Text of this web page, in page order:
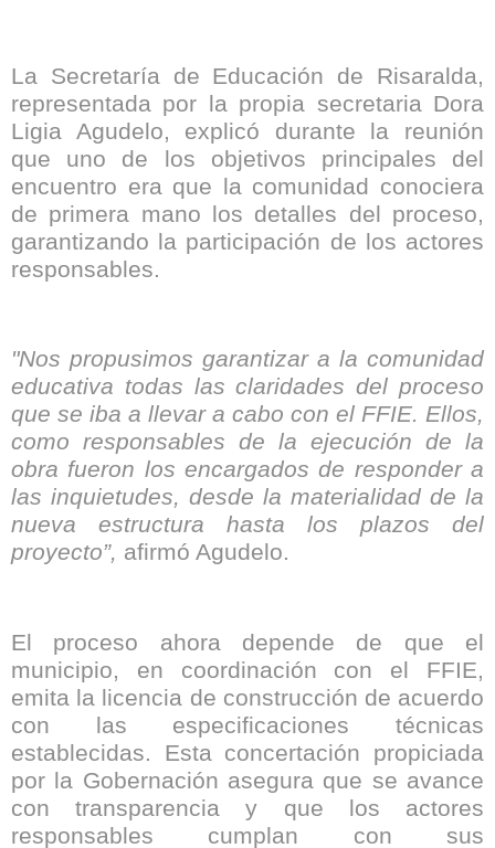
La Secretaría de Educación de Risaralda,
representada por la propia secretaria Dora
Ligia Agudelo, explicó durante la reunión
que uno de los objetivos principales del
encuentro era que la comunidad conociera
de primera mano los detalles del proceso,
garantizando la participación de los actores
responsables.
"Nos propusimos garantizar a la comunidad
educativa todas las claridades del proceso
que se iba a llevar a cabo con el FFIE. Ellos,
como responsables de la ejecución de la
obra fueron los encargados de responder a
las inquietudes, desde la materialidad de la
nueva estructura hasta los plazos del
proyecto”, afirmó Agudelo.
El proceso ahora depende de que el
municipio, en coordinación con el FFIE,
emita la licencia de construcción de acuerdo
con las especificaciones técnicas
establecidas. Esta concertación propiciada
por la Gobernación asegura que se avance
con transparencia y que los actores
responsables cumplan con sus